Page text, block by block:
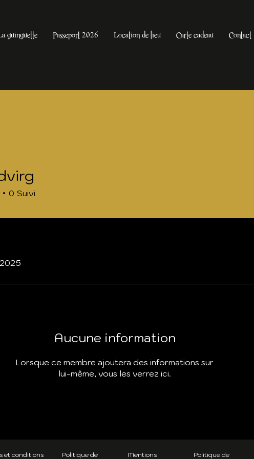
guinguette Passeport 2026 Location de lieu Carte cadeau Contact
Aucune information
Lorsque ce membre ajoutera des informations sur
lui-même, vous les verrez ici.
0 Suivi
et conditions
Politique de
Mentions
Politique de